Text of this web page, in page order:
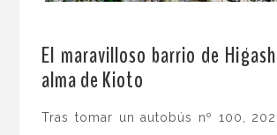
El maravilloso barrio de
alma de Kioto
Tras tomar un autobús nº 100,